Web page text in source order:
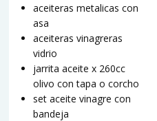
aceiteras metalicas con
asa
aceiteras vinagreras
vidrio
jarrita aceite x 260cc
olivo con tapa o corcho
set aceite vinagre con
bandeja